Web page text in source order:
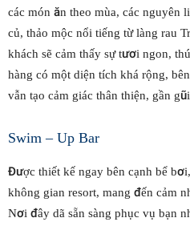
các món ăn theo mùa, các nguyên
củ, thảo mộc nổi tiếng từ làng rau
khách sẽ cảm thấy sự tươi ngon,
hàng có một diện tích khá rộng,
vẫn tạo cảm giác thân thiện, gần
Swim – Up Bar
Được thiết kế ngay bên cạnh bể
không gian resort, mang đến cảm
Nơi đây dã sẵn sàng phục vụ bạn